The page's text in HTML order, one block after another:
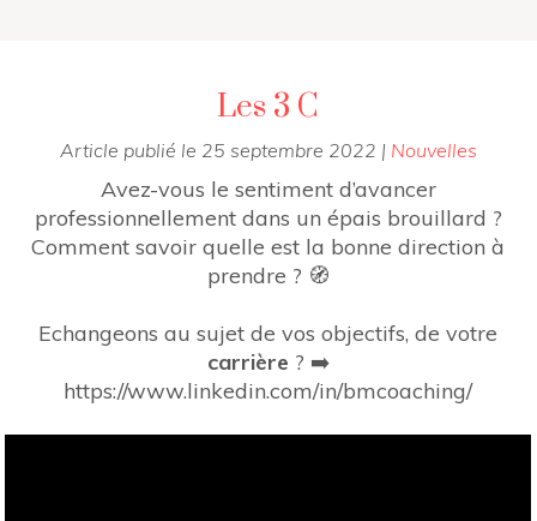
Les 3 C
Article publié le 25 septembre 2022 | Nouvelles
Avez-vous le sentiment d’avancer
professionnellement dans un épais brouillard ?
Comment savoir quelle est la bonne direction à
prendre ? 🧭
Echangeons au sujet de vos objectifs, de votre
carrière ? ➡️
https://www.linkedin.com/in/bmcoaching/